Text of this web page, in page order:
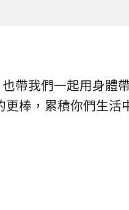
帶我們一起用身體
棒，累積你們生活